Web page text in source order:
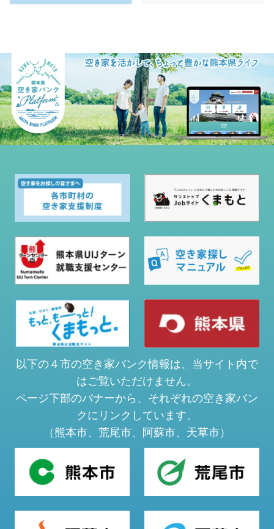
以下の４市の空き家バンク情報は、当サイト内で
はご覧いただけません。
ページ下部のバナーから、それぞれの空き家バン
クにリンクしています。
（熊本市、荒尾市、阿蘇市、天草市）